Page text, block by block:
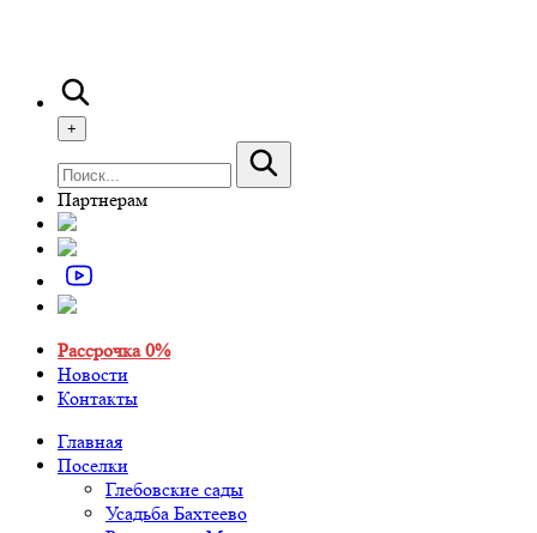
+
Партнерам
Рассрочка 0%
Новости
Контакты
Главная
Поселки
Глебовские сады
Усадьба Бахтеево